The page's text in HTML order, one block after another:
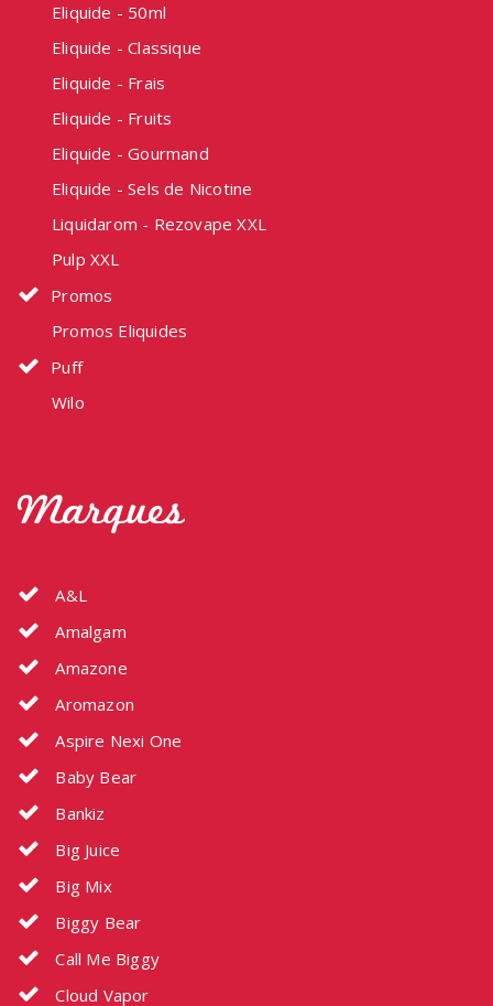
Eliquide - 50ml
Eliquide - Classique
Eliquide - Frais
Eliquide - Fruits
Eliquide - Gourmand
Eliquide - Sels de Nicotine
Liquidarom - Rezovape XXL
Pulp XXL
Promos
Promos Eliquides
Puff
Wilo
Marques
A&L
Amalgam
Amazone
Aromazon
Aspire Nexi One
Baby Bear
Bankiz
Big Juice
Big Mix
Biggy Bear
Call Me Biggy
Cloud Vapor